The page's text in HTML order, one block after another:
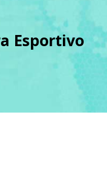
Equipe
Programação
Esportivo